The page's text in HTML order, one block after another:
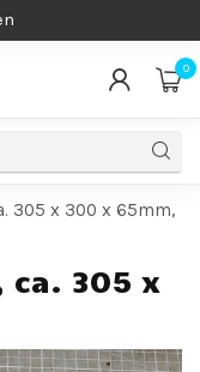
0
305 x 300 x 65mm,
ca. 305 x